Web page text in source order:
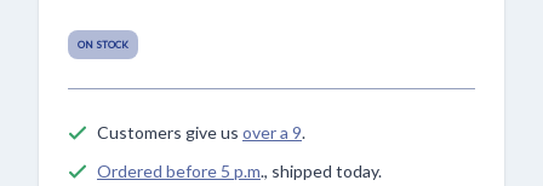
ON STOCK
Customers give us over a 9.
Ordered before 5 p.m., shipped today.